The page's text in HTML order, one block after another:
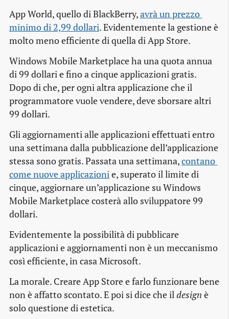
App World, quello di BlackBerry,avrà un prezzo
minimo di 2,99 dollari. Evidentemente la gestione è
molto meno efficiente di quella di App Store.
Windows Mobile Marketplace ha una quota annua
di 99 dollari e fino a cinque applicazioni gratis.
Dopo di che, per ogni altra applicazione che il
programmatore vuole vendere, deve sborsare altri
99 dollari.
Gli aggiornamenti alle applicazioni effettuati entro
una settimana dalla pubblicazione dell’applicazione
stessa sono gratis. Passata una settimana,contano
come nuove applicazionie, superato il limite di
cinque, aggiornare un’applicazione su Windows
Mobile Marketplace costerà allo sviluppatore 99
dollari.
Evidentemente la possibilità di pubblicare
applicazioni e aggiornamenti non è un meccanismo
così efficiente, in casa Microsoft.
La morale. Creare App Store e farlo funzionare bene
non è affatto scontato. E poi si dice che ildesign è
solo questione di estetica.